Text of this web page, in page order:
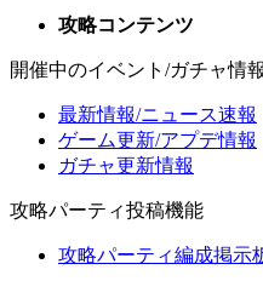
攻略コンテンツ
開催中のイベント/ガチャ情報
最新情報/ニュース速報
ゲーム更新/アプデ情報
ガチャ更新情報
攻略パーティ投稿機能
攻略パーティ編成掲示